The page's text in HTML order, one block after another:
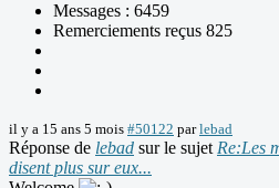
Messages : 6459
Remerciements reçus 825
il y a 15 ans 5 mois #50122 parlebad
Réponse de lebad sur le sujetRe:Les
disent plus sur eux...